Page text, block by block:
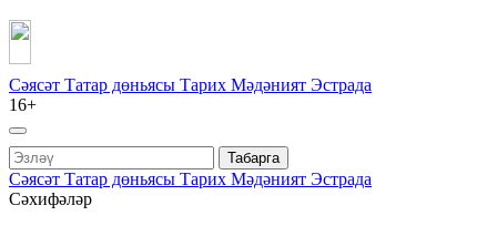
Сәясәт Татар дөньясы Тарих Мәдәният Эстрада
16+
Табарга
Сәясәт Татар дөньясы Тарих Мәдәният Эстрада
Сәхифәләр